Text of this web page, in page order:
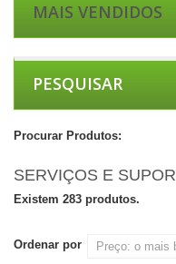
MAIS VENDIDOS
PESQUISAR
Procurar Produtos:
SERVIÇOS E
Existem 283 produtos.
Ordenar por